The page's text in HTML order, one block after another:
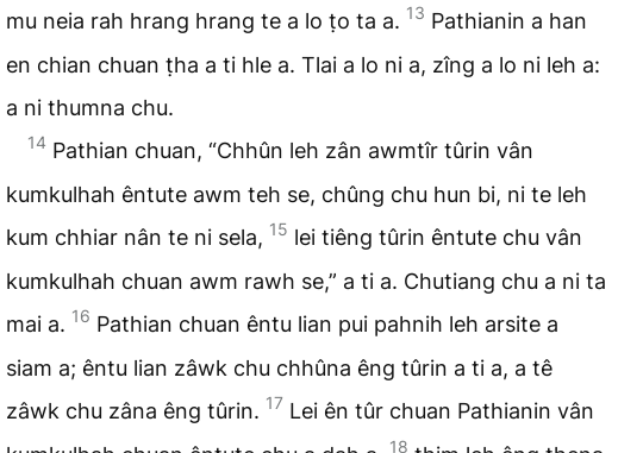
mu neia rah hrang hrang te a lo ṭo ta a. 13 Pathianin a han
en chian chuan ṭha a ti hle a. Tlai a lo ni a, zîng a lo ni leh a:
a ni thumna chu.
14 Pathian chuan, “Chhûn leh zân awmtîr tûrin vân
kumkulhah êntute awm teh se, chûng chu hun bi, ni te leh
kum chhiar nân te ni sela, 15 lei tiêng tûrin êntute chu vân
kumkulhah chuan awm rawh se,” a ti a. Chutiang chu a ni ta
mai a. 16 Pathian chuan êntu lian pui pahnih leh arsite a
siam a; êntu lian zâwk chu chhûna êng tûrin a ti a, a tê
zâwk chu zâna êng tûrin. 17 Lei ên tûr chuan Pathianin vân
18